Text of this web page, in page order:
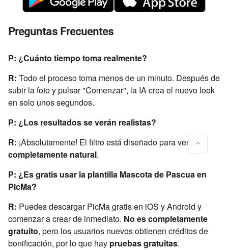
Preguntas Frecuentes
P: ¿Cuánto tiempo toma realmente?
R: Todo el proceso toma menos de un minuto. Después de
subir la foto y pulsar "Comenzar", la IA crea el nuevo look
en solo unos segundos.
P: ¿Los resultados se verán realistas?
R: ¡Absolutamente! El filtro está diseñado para verse
completamente natural.
P: ¿Es gratis usar la plantilla Mascota de Pascua en
PicMa?
R: Puedes descargar PicMa gratis en iOS y Android y
comenzar a crear de inmediato. No es completamente
gratuito, pero los usuarios nuevos obtienen créditos de
bonificación, por lo que hay pruebas gratuitas.